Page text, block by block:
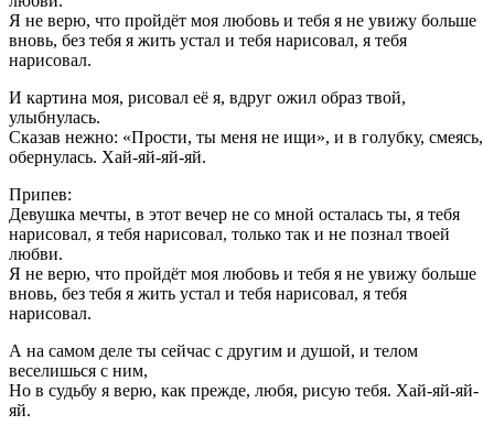
Я не верю, что пройдёт моя любовь и тебя я не увижу больше
вновь, без тебя я жить устал и тебя нарисовал, я тебя
нарисовал.
И картина моя, рисовал её я, вдруг ожил образ твой,
улыбнулась.
Сказав нежно: «Прости, ты меня не ищи», и в голубку, смеясь,
обернулась. Хай-яй-яй-яй.
Припев:
Девушка мечты, в этот вечер не со мной осталась ты, я тебя
нарисовал, я тебя нарисовал, только так и не познал твоей
любви.
Я не верю, что пройдёт моя любовь и тебя я не увижу больше
вновь, без тебя я жить устал и тебя нарисовал, я тебя
нарисовал.
А на самом деле ты сейчас с другим и душой, и телом
веселишься с ним,
Hо в судьбу я верю, как прежде, любя, рисую тебя. Хай-яй-яй-
яй.